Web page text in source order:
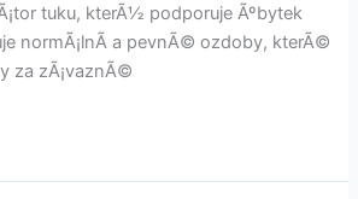
tuku, kterÃ½ podporuje Ãºbytek
normÃ¡lnÃ­ a pevnÃ© ozdoby, kterÃ©
za zÃ¡vaznÃ©